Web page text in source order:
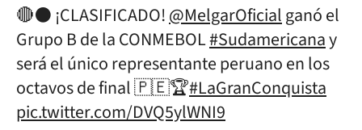
🔴⚫️ ¡CLASIFICADO!@MelgarOficialganó el
Grupo B de la CONMEBOL#Sudamericanay
será el único representante peruano en los
octavos de final 🇵🇪🏆#LaGranConquista
pic.twitter.com/DVQ5ylWNI9